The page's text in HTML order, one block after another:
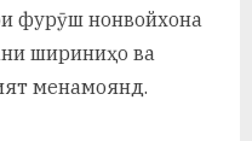
фурӯш нонвойхона
шириниҳо ва
менамоянд.